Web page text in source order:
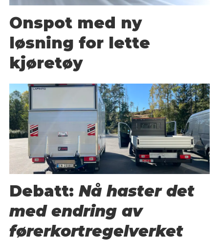
Onspot med ny
løsning for lette
kjøretøy
Debatt:Nå haster det
med endring av
førerkortregelverket